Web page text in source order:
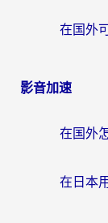
影音加速